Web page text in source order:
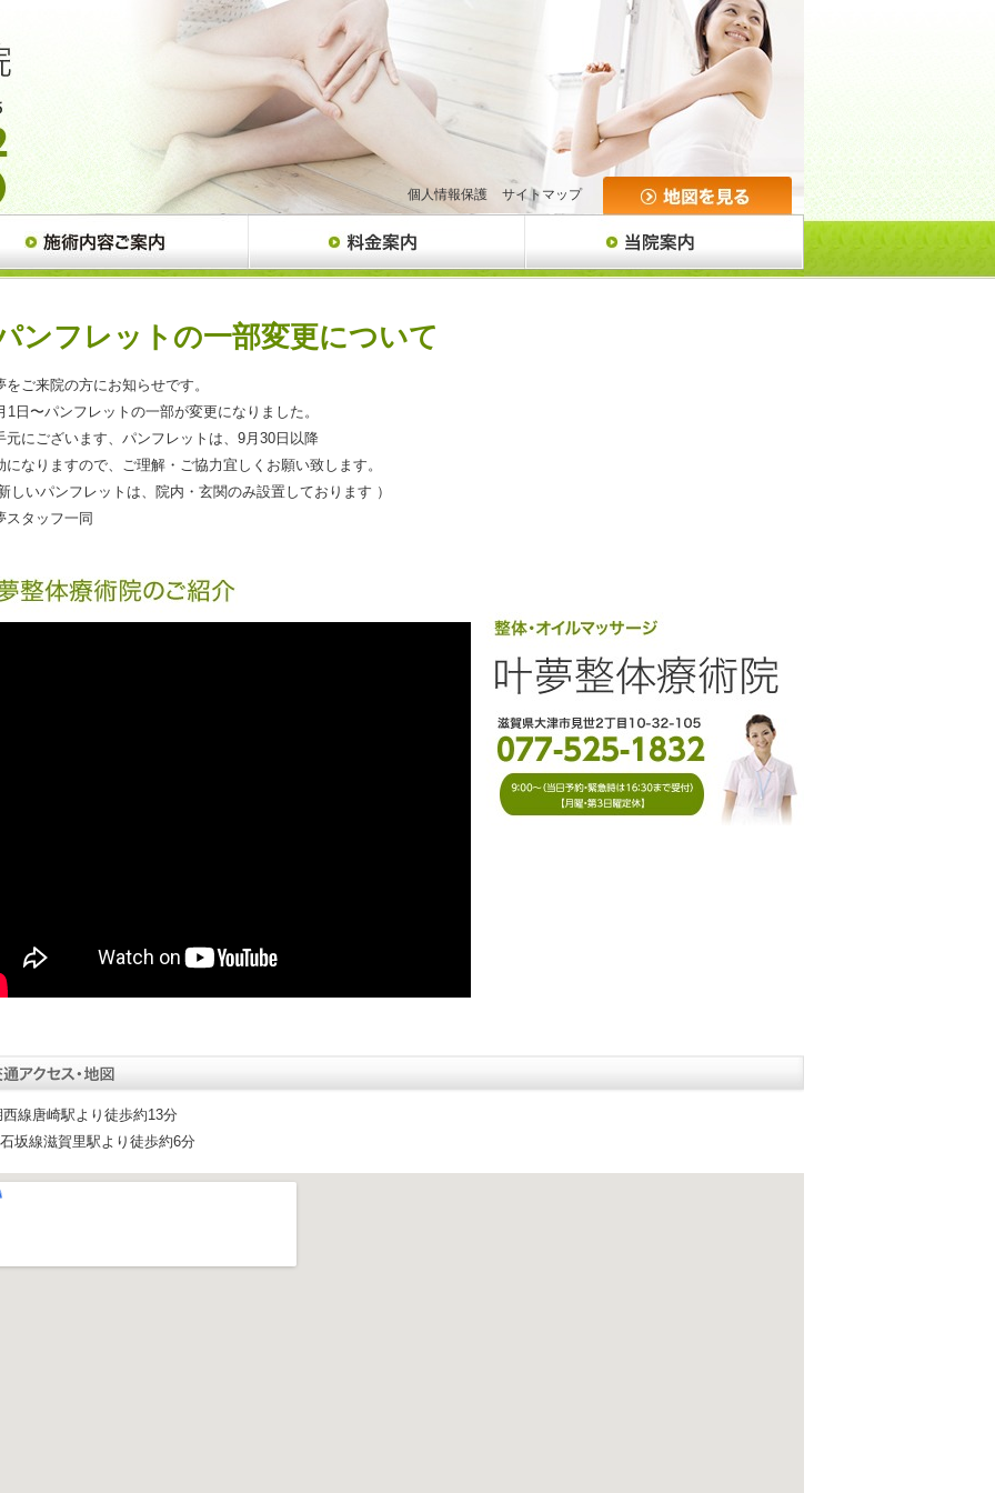
個人情報保護 サイトマップ
ンフレットの一部変更について
をご来院の方にお知らせです。
1日〜パンフレットの一部が変更になりました。
元にございます、パンフレットは、9月30日以降
になりますので、ご理解・ご協力宜しくお願い致します。
しいパンフレットは、院内・玄関のみ設置しております ）
スタッフ一同
線唐崎駅より徒歩約13分
坂線滋賀里駅より徒歩約6分